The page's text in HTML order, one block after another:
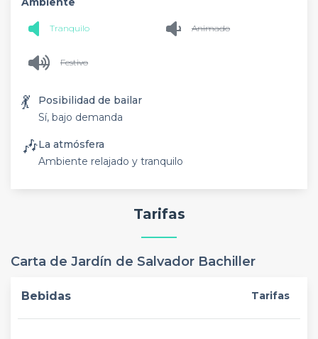
Tranquilo Animado
Festivo
💃
Posibilidad de bailar
Sí, bajo demanda
🎶La atmósfera
Ambiente relajado y tranquilo
Tarifas
Carta de Jardín de Salvador Bachiller
Bebidas Tarifas